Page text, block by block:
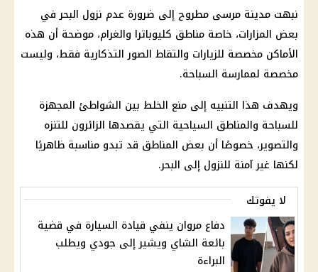
نبهت مدينة مرسى مطروح إلى ضرورة عدم نزول البحر في
بعض المزارات، خاصة مناطق كليوباترا والغرام، موضحة أن هذه
الأماكن مخصصة للزيارات والتقاط الصور التذكارية فقط، وليست
مخصصة لممارسة السباحة.
ويهدف هذا التنبيه إلى منع الخلط بين الشواطئ المجهزة
للسباحة والمناطق السياحية التي يقصدها الزائرون للتنزه
والتصوير، خصوصًا أن بعض المناطق قد تبدو مناسبة ظاهريًا
لكنها غير آمنة للنزول إلى البحر.
لا يفوتك
دفاع مروان ينفي قيادة السيارة في قضية
بائعة الشاي ويشير إلى جودي ويطلب
البراءة